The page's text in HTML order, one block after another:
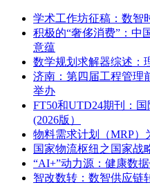
学术工作坊征稿：数智
积极的“奢侈消费”：中
意蕴
数学规划求解器综述：
济南：第四届工程管理
举办
FT50和UTD24期刊：
(2026版）
物料需求计划（MRP）
国家物流枢纽之国家战
“AI+”动力源：健康数
智改数转：数智供应链